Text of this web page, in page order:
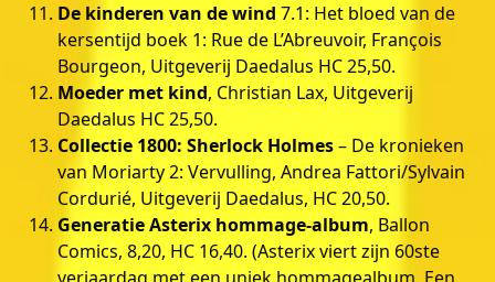
De kinderen van de wind 7.1: Het bloed van de
kersentijd boek 1: Rue de L’Abreuvoir, François
Bourgeon, Uitgeverij Daedalus HC 25,50.
Moeder met kind, Christian Lax, Uitgeverij
Daedalus HC 25,50.
Collectie 1800: Sherlock Holmes– De kronieken
van Moriarty 2: Vervulling, Andrea Fattori/Sylvain
Cordurié, Uitgeverij Daedalus, HC 20,50.
Generatie Asterix hommage-album, Ballon
Comics, 8,20, HC 16,40. (Asterix viert zijn 60ste